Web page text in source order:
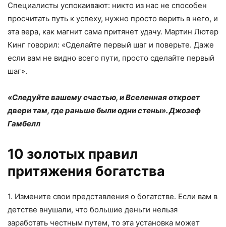
Специалисты успокаивают: никто из нас не способен
просчитать путь к успеху, нужно просто верить в него, и
эта вера, как магнит сама притянет удачу. Мартин Лютер
Кинг говорил: «Сделайте первый шаг и поверьте. Даже
если вам не видно всего пути, просто сделайте первый
шаг».
«Следуйте вашему счастью, и Вселенная откроет
двери там, где раньше были одни стены». Джозеф
Гамбелл
10 золотых правил
притяжения богатства
1. Измените свои представления о богатстве. Если вам в
детстве внушали, что большие деньги нельзя
заработать честным путем, то эта установка может